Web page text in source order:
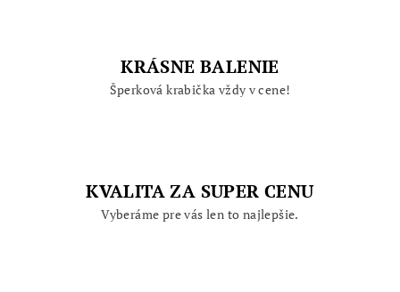
KRÁSNE BALENIE
Šperková krabička vždy v cene!
KVALITA ZA SUPER CENU
Vyberáme pre vás len to najlepšie.